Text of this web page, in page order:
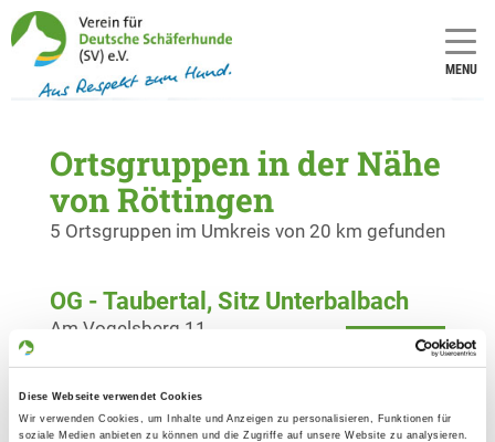
Diese Webseite verwendet Cookies
Wir verwenden Cookies, um Inhalte und Anzeigen zu personalisieren, Funktionen für
soziale Medien anbieten zu können und die Zugriffe auf unsere Website zu analysieren.
MENU
Ortsgruppen in der Nähe
von Röttingen
5 Ortsgruppen im Umkreis von 20 km gefunden
OG - Taubertal, Sitz Unterbalbach
Details
Am Vogelsberg 11
OG - Spielbach